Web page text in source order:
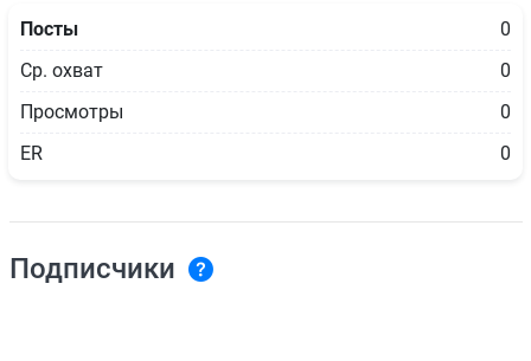
Посты
0
Ср. охват
0
Просмотры
0
ER
0
Подписчики